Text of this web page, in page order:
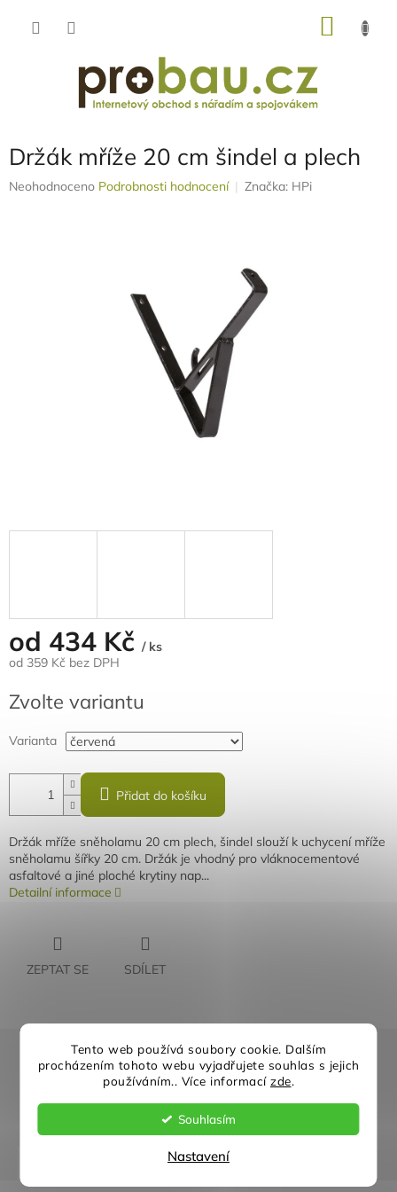
Tento web používá soubory cookie. Dalším
procházením tohoto webu vyjadřujete souhlas s jejich
používáním.. Více informací zde.
Souhlasím
Nastavení
Držák mříže 20 cm šindel a plech
Průměrné
Neohodnoceno Podrobnosti hodnocení Značka: HPi
od 434 Kč / ks
od 359 Kč bez DPH
cena:
Zvolte variantu
Varianta
Přidat do košíku
Držák mříže sněholamu 20 cm plech, šindel slouží k uchycení mříže
sněholamu šířky 20 cm. Držák je vhodný pro vláknocementové
asfaltové a jiné ploché krytiny nap...
Detailní informace
ZEPTAT SE SDÍLET
Rychlé doručení Záruka kvality
Individuální přístup Nejlepší ceny